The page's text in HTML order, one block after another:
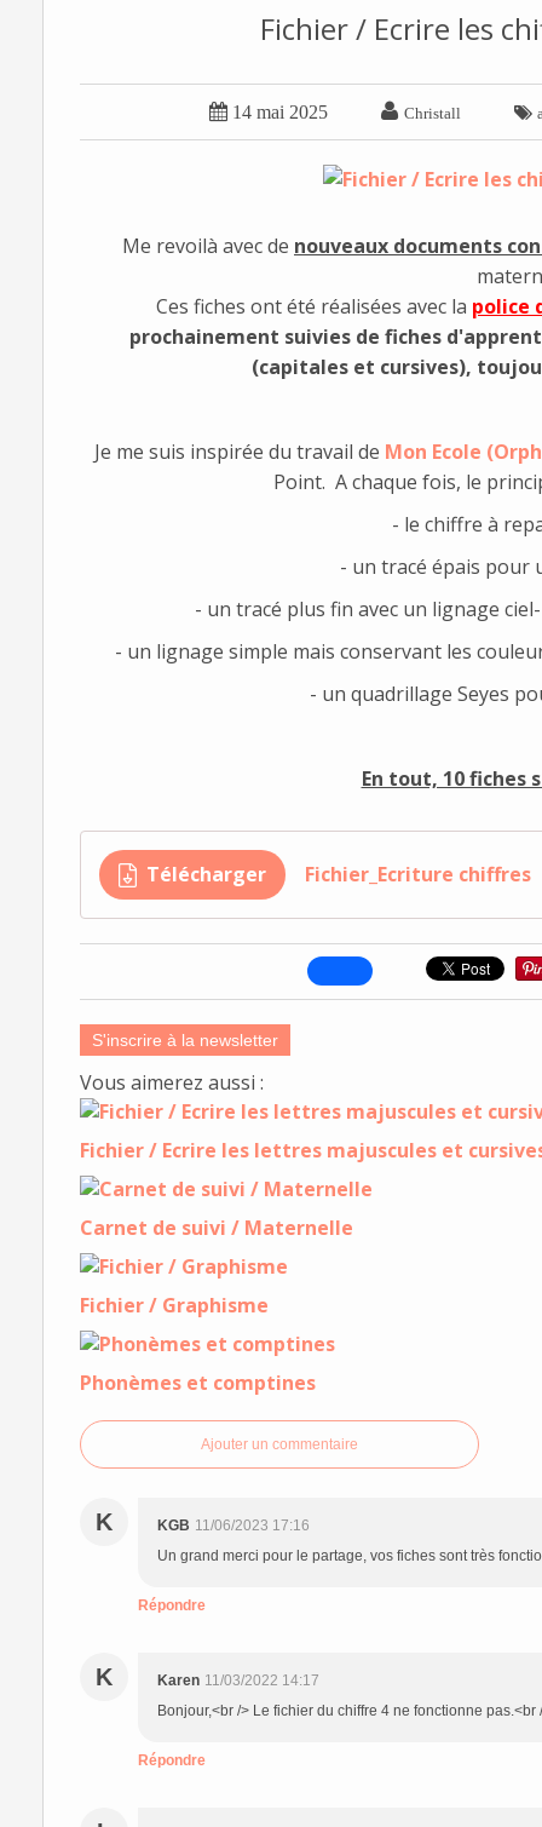
Fichier / Ecrire les
 14 mai 2025  Christall 
Me revoilà avec de nouveaux documents
Ces fiches ont été réalisées avec la police
prochainement suivies de fiches
(capitales et cursives),
Je me suis inspirée du travail de Mon Ecole
Point. A chaque fois, le
- le chiffre à
- un tracé épais pour
- un tracé plus fin avec un lignage
- un lignage simple mais conservant les
- un quadrillage Seyes
En tout, 10 fiches
Télécharger Fichier_Ecriture chiffres
S'inscrire à la newsletter
Vous aimerez aussi :
Fichier / Ecrire les lettres majuscules et
Carnet de suivi / Maternelle
Fichier / Graphisme
Phonèmes et comptines
Ajouter un commentaire
K KGB 11/06/2023 17:16
Un grand merci pour le partage, vos fiches sont très
Répondre
K Karen 11/03/2022 14:17
Bonjour,<br /> Le fichier du chiffre 4 ne fonctionne
Répondre